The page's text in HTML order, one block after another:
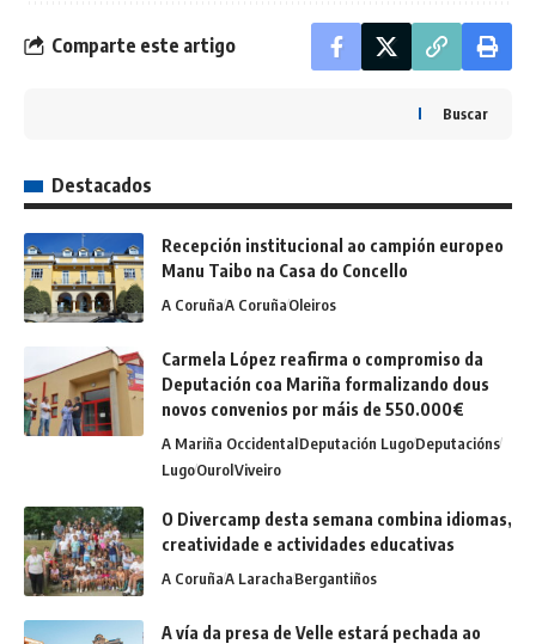
Comparte este artigo
Buscar
Destacados
Recepción institucional ao campión europeo
Manu Taibo na Casa do Concello
A CoruñaA CoruñaOleiros
Carmela López reafirma o compromiso da
Deputación coa Mariña formalizando dous
novos convenios por máis de 550.000€
A Mariña OccidentalDeputación LugoDeputacións
LugoOurolViveiro
O Divercamp desta semana combina idiomas,
creatividade e actividades educativas
A CoruñaA LarachaBergantiños
A vía da presa de Velle estará pechada ao